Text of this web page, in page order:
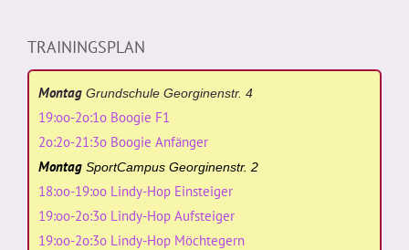
TRAININGSPLAN
Montag Grundschule Georginenstr. 4
19:oo-2o:1o Boogie F1
2o:2o-21:3o Boogie Anfänger
Montag SportCampus Georginenstr. 2
18:oo-19:oo Lindy-Hop Einsteiger
19:oo-2o:3o Lindy-Hop Aufsteiger
19:oo-2o:3o Lindy-Hop Möchtegern